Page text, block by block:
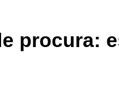
procura: